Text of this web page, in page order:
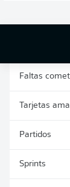
Faltas
Tarjetas
Partidos
Sprints